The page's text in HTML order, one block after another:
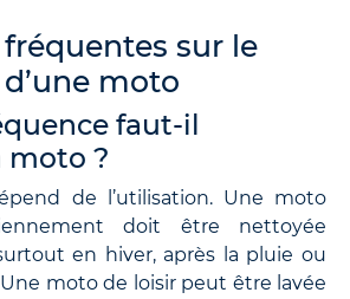
sur le
moto
faut-il
moto ?
de l’utilisation. Une moto
doit être nettoyée
en hiver, après la pluie ou
moto de loisir peut être lavée